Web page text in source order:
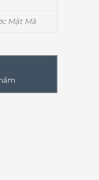
Mật Mã